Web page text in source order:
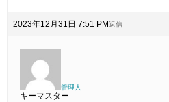
2023年12月31日 7:51 PM返信
管理人
キーマスター